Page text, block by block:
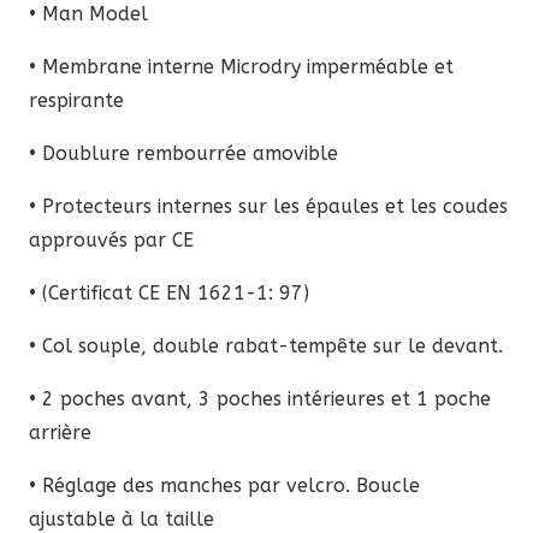
• Man Model
• Membrane interne Microdry imperméable et
respirante
• Doublure rembourrée amovible
• Protecteurs internes sur les épaules et les coudes
approuvés par CE
• (Certificat CE EN 1621-1: 97)
• Col souple, double rabat-tempête sur le devant.
• 2 poches avant, 3 poches intérieures et 1 poche
arrière
• Réglage des manches par velcro. Boucle
ajustable à la taille